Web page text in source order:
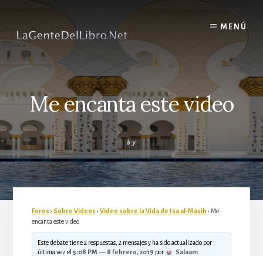
content
MENÚ
Me encanta este video
by
Foros › Sobre Videos › Video sobre la Vida de Isa al-Masih › Me
encanta este video
Este debate tiene 2 respuestas, 2 mensajes y ha sido actualizado por
última vez el 5:08 PM –– 8 febrero, 2019 por Salaam.